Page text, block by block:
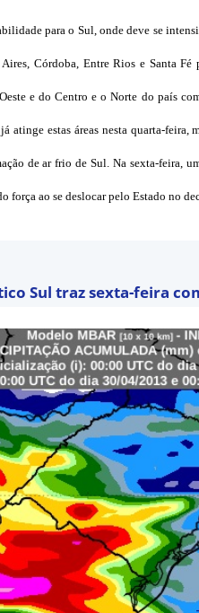
para o Sul, onde deve se
Córdoba, Entre Rios e Santa
e do Centro e o Norte do país
atinge estas áreas nesta quarta-
de ar frio de Sul. Na sexta-feira,
força ao se deslocar pelo Estado no
Sul traz sexta-feira